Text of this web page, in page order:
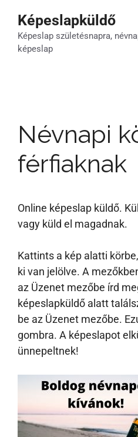
tartalomba
Képeslapküldő
Képeslap születésnapra,
képeslap
Névnapi
férfiaknak
Online képeslap küldő.
vagy küld el magadnak.
Kattints a kép alatti
ki van jelölve. A
az Üzenet mezőbe írd
képeslapküldő alatt
be az Üzenet mezőbe.
gombra. A képeslapot
ünnepeltnek!